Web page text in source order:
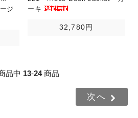
ジ
ーキ
32,780円
品中 13-24商品
次へ